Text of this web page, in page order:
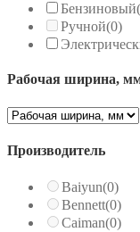
Бензиновый
Ручной(0)
Рабочая ширина,
Производитель
Baiyun(0)
Bennett(0)
Caiman(0)